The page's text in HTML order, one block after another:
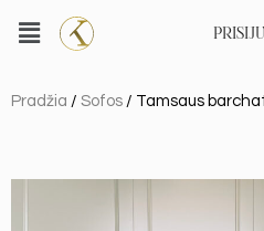
Pradžia / Sofos / Tamsaus